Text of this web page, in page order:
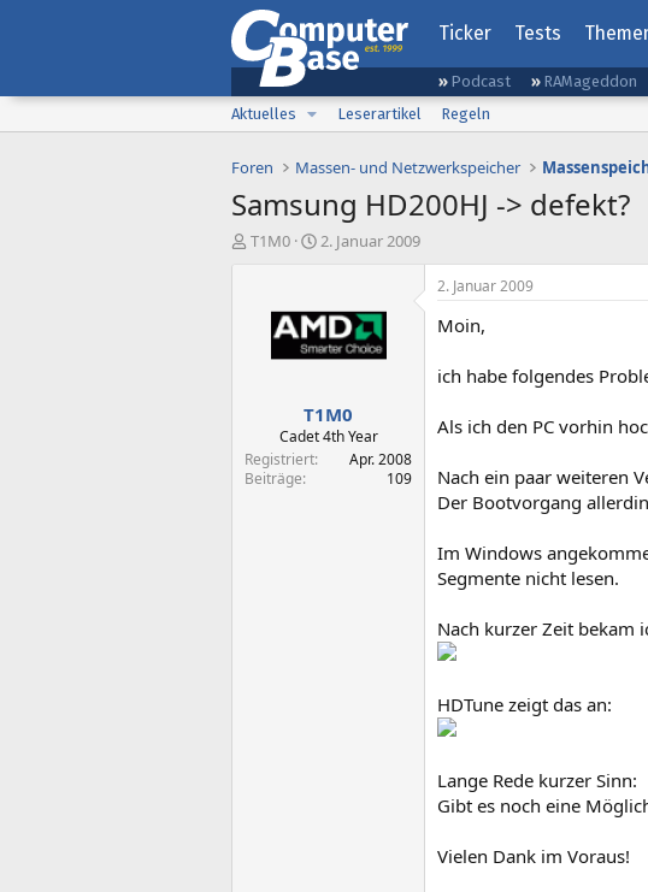
Ticker Tests
Podcast RAMageddon
Aktuelles
Leserartikel Regeln
Foren Massen- und Netzwerkspeicher
Samsung HD200HJ -> defekt?
E
T1M0
E
e
l
a
m
2. Januar 2009
T1M0
Cadet 4th Year
Registriert
Apr. 2008
Beiträge
109
2. Januar 2009
Moin,
ich habe folgendes
Als ich den PC vorhin
Nach ein paar weiteren
Der Bootvorgang
Im Windows
Segmente nicht lesen.
Nach kurzer Zeit bekam
HDTune zeigt das an:
Lange Rede kurzer Sinn:
Gibt es noch eine
Vielen Dank im Voraus!